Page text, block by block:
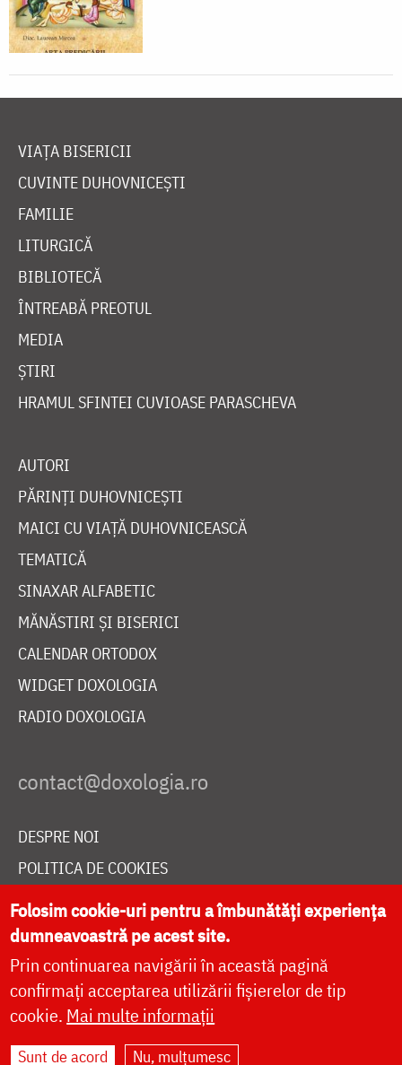
VIAȚA BISERICII
CUVINTE DUHOVNICEȘTI
FAMILIE
LITURGICĂ
BIBLIOTECĂ
ÎNTREABĂ PREOTUL
MEDIA
ȘTIRI
HRAMUL SFINTEI CUVIOASE PARASCHEVA
AUTORI
PĂRINȚI DUHOVNICEȘTI
MAICI CU VIAȚĂ DUHOVNICEASCĂ
TEMATICĂ
SINAXAR ALFABETIC
MĂNĂSTIRI ȘI BISERICI
CALENDAR ORTODOX
WIDGET DOXOLOGIA
RADIO DOXOLOGIA
DESPRE NOI
POLITICA DE COOKIES
DONEAZĂ ONLINE PENTRU CATEDRALA NAȚIONALĂ
LIVE
Site dezvoltat deDOXOLOGIA MEDIA
Folosim cookie-uri pentru a îmbunătăți experiența
dumneavoastră pe acest site.
Prin continuarea navigării în această pagină
confirmați acceptarea utilizării fișierelor de tip
cookie. Mai multe informații
Sunt de acord Nu, mulțumesc